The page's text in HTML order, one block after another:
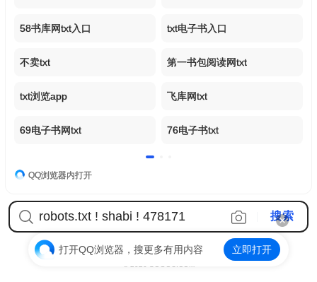
打开QQ浏览器，搜更多有用内容 立即打开
58书库网txt入口 txt电子书入口
不卖txt 第一书包阅读网txt
txt浏览app 飞库网txt
69电子书网txt 76电子书txt
QQ浏览器内打开
首页 - 免责 - 用户反馈